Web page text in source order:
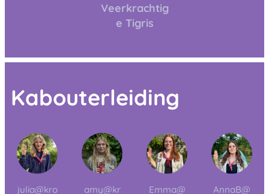
Veerkrachtig
e Tigris
Kabouterleiding
julia@kro
amy@kr
Emma@
AnnaB@